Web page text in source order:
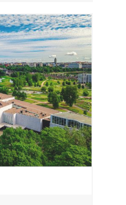
ti 11.8.
näyttely
Modernit
tarkasteleva
Itsenäinen
oli
uudistaja, joka
ensimmäisillä
tuotannon